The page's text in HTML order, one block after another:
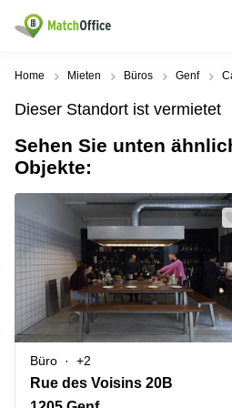
Mieten / Vermieten
Produktseiten
Büro
Center
Coworking
Virtuelle
Büros
Besprechungsräume
Beliebte
Städte
Coworking
Zürich
Coworking
Zug
Coworking
Basel
Coworking
Luzern
Coworking
Lugano
Beliebte
Suchanfragen
Leutschenbachstrasse
95 Zürich
Bahnhofplatz
1 Zürich
Bahnhofstrasse
10 Zürich
Bahnhofstrasse
100 Zürich
Europaallee
41 Zürich
Hilfe
Über uns
Büro vermieten
Preis
Anmelden
Sprache wählen
French
Home Mieten Büros Genf
Dieser Standort ist vermietet
Sehen Sie unten
Objekte:
Büro +2
Rue des Voisins 20B